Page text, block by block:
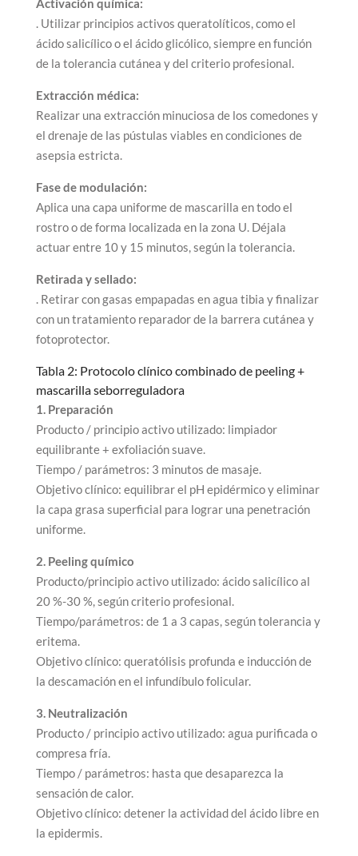
Activación química:
. Utilizar principios activos queratolíticos, como el
ácido salicílico o el ácido glicólico, siempre en función
de la tolerancia cutánea y del criterio profesional.
Extracción médica:
Realizar una extracción minuciosa de los comedones y
el drenaje de las pústulas viables en condiciones de
asepsia estricta.
Fase de modulación:
Aplica una capa uniforme de mascarilla en todo el
rostro o de forma localizada en la zona U. Déjala
actuar entre 10 y 15 minutos, según la tolerancia.
Retirada y sellado:
. Retirar con gasas empapadas en agua tibia y finalizar
con un tratamiento reparador de la barrera cutánea y
fotoprotector.
Tabla 2: Protocolo clínico combinado de peeling +
mascarilla seborreguladora
1. Preparación
Producto / principio activo utilizado: limpiador
equilibrante + exfoliación suave.
Tiempo / parámetros: 3 minutos de masaje.
Objetivo clínico: equilibrar el pH epidérmico y eliminar
la capa grasa superficial para lograr una penetración
uniforme.
2. Peeling químico
Producto/principio activo utilizado: ácido salicílico al
20 %-30 %, según criterio profesional.
Tiempo/parámetros: de 1 a 3 capas, según tolerancia y
eritema.
Objetivo clínico: queratólisis profunda e inducción de
la descamación en el infundíbulo folicular.
3. Neutralización
Producto / principio activo utilizado: agua purificada o
compresa fría.
Tiempo / parámetros: hasta que desaparezca la
sensación de calor.
Objetivo clínico: detener la actividad del ácido libre en
la epidermis.